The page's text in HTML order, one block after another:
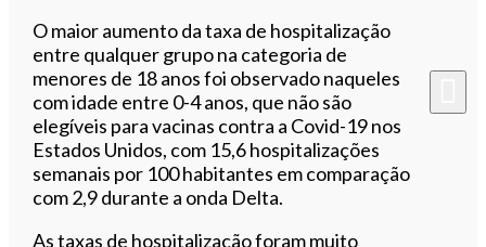
O maior aumento da taxa de hospitalização
entre qualquer grupo na categoria de
menores de 18 anos foi observado naqueles
com idade entre 0-4 anos, que não são
elegíveis para vacinas contra a Covid-19 nos
Estados Unidos, com 15,6 hospitalizações
semanais por 100 habitantes em comparação
com 2,9 durante a onda Delta.
As taxas de hospitalização foram muito